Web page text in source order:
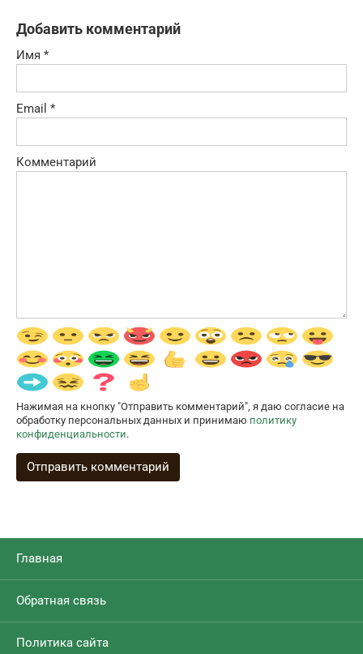
Добавить комментарий
Имя *
Email *
Комментарий
Нажимая на кнопку "Отправить комментарий", я даю согласие на
обработку персональных данных и принимаю политику
конфиденциальности.
Главная
Обратная связь
Политика сайта